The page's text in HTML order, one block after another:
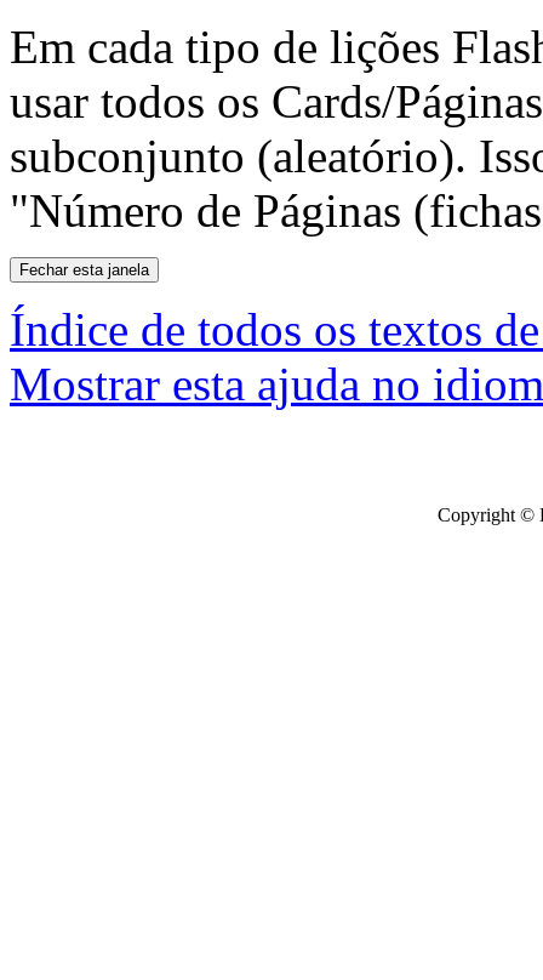
Em cada tipo de lições
usar todos os Cards/
subconjunto (aleatório).
"Número de Páginas
Índice de todos os textos
Mostrar esta ajuda no
Copyright ©